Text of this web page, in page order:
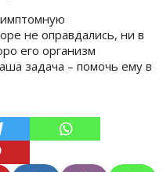
не оправдались, ни в
его организм
задача – помочь ему в